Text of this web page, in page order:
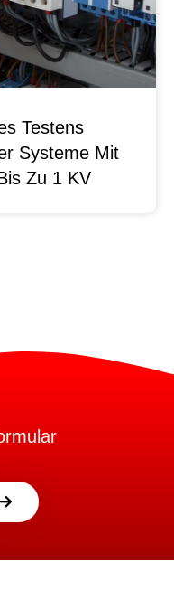
Testens
Systeme Mit
Zu 1 KV